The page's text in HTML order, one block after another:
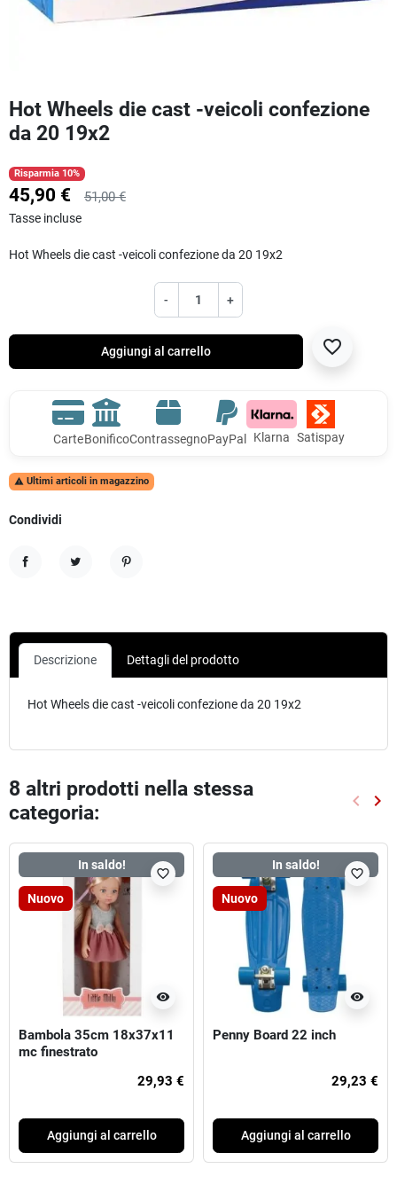
Hot Wheels die cast -veicoli confezione
da 20 19x2
Risparmia 10%
45,90 € 51,00 €
Tasse incluse
Hot Wheels die cast -veicoli confezione da 20 19x2
- +
Aggiungi al carrello favorite_border
CarteBonificoContrassegnoPayPal Klarna Satispay
 Ultimi articoli in magazzino
Condividi
Descrizione Dettagli del prodotto
Hot Wheels die cast -veicoli confezione da 20 19x2
8 altri prodotti nella stessa
categoria:
keyboard_arrow_left keyboard_arrow_right
In saldo!
Nuovo
visibility
favorite_border
Bambola 35cm 18x37x11
mc finestrato
29,93 €
Aggiungi al carrello
In saldo!
Nuovo
visibility
favorite_border
Penny Board 22 inch
29,23 €
Aggiungi al carrello